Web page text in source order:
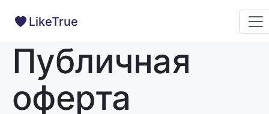
LikeTrue
Публичная
оферта